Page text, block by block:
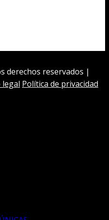
derechos reservados |
legal Política de privacidad